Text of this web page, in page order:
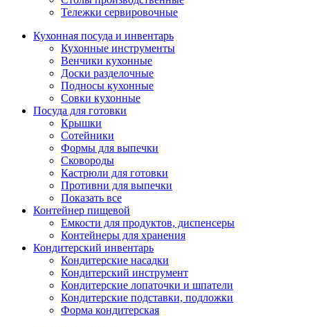
Тележки сервировочные
Кухонная посуда и инвентарь
Кухонные инструменты
Венчики кухонные
Доски разделочные
Подносы кухонные
Совки кухонные
Посуда для готовки
Крышки
Сотейники
Формы для выпечки
Сковороды
Кастрюли для готовки
Противни для выпечки
Показать все
Контейнер пищевой
Емкости для продуктов, диспенсеры
Контейнеры для хранения
Кондитерский инвентарь
Кондитерские насадки
Кондитерский инструмент
Кондитерские лопаточки и шпатели
Кондитерские подставки, подложки
Форма кондитерская